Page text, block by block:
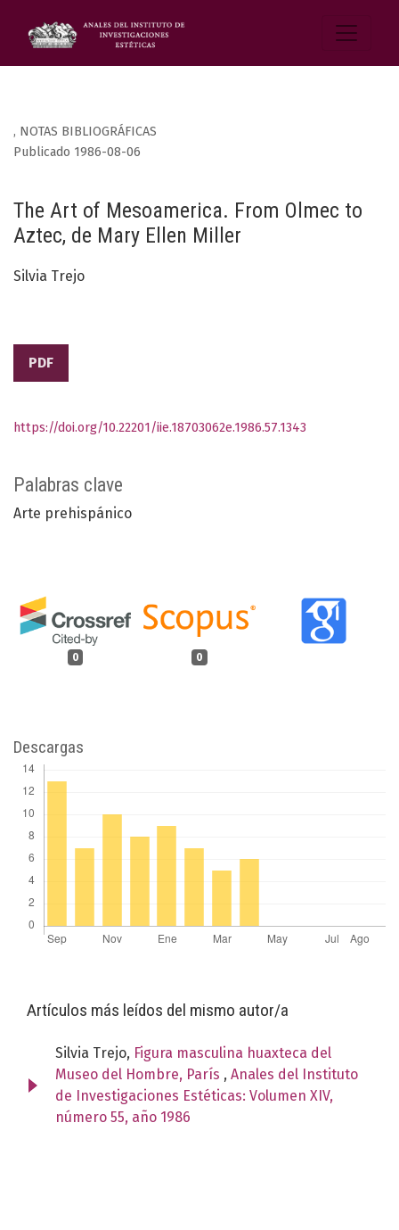
, NOTAS BIBLIOGRÁFICAS
The Art of Mesoamerica. From Olmec to
Aztec, de Mary Ellen Miller
Publicado 1986-08-06
Silvia Trejo
PDF
Palabras clave
Arte prehispánico
0 0
https://doi.org/10.22201/iie.18703062e.1986.57.1343
Descargas
Artículos más leídos del mismo autor/a
Silvia Trejo, Figura masculina huaxteca del
Museo del Hombre, París , Anales del Instituto
de Investigaciones Estéticas: Volumen XIV,
número 55, año 1986